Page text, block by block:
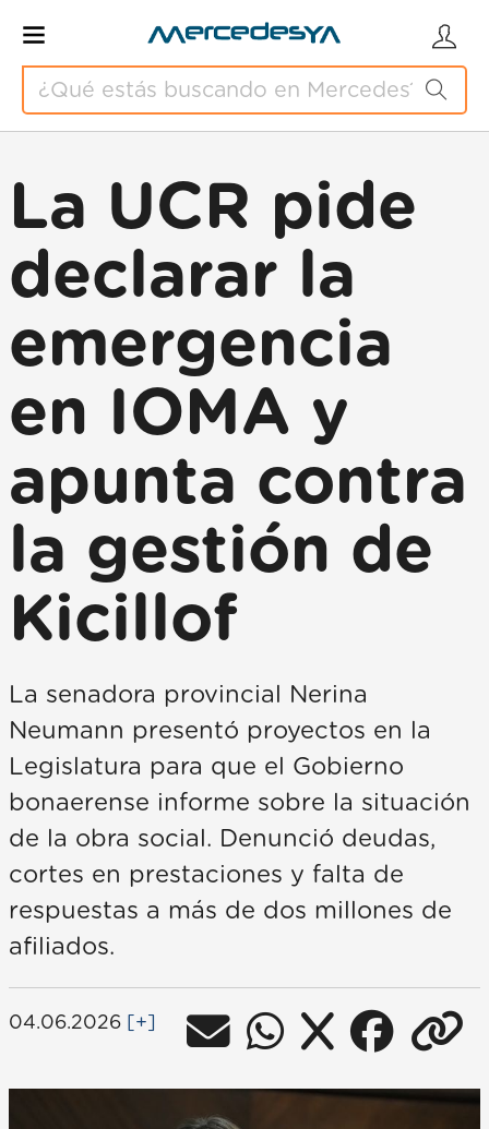
La UCR pide
declarar la
emergencia
en IOMA y
apunta contra
la gestión de
Kicillof
La senadora provincial Nerina
Neumann presentó proyectos en la
Legislatura para que el Gobierno
bonaerense informe sobre la situación
de la obra social. Denunció deudas,
cortes en prestaciones y falta de
respuestas a más de dos millones de
afiliados.
04.06.2026 [+]